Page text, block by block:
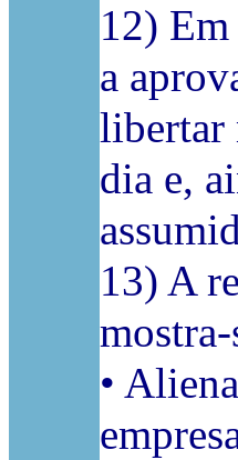
12)
a
libertar
dia e,
13) A
•